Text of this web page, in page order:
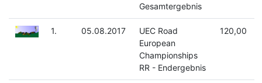
Gesamtergebnis
1. 05.08.2017
UEC Road
European
Championships
RR - Endergebnis
120,00